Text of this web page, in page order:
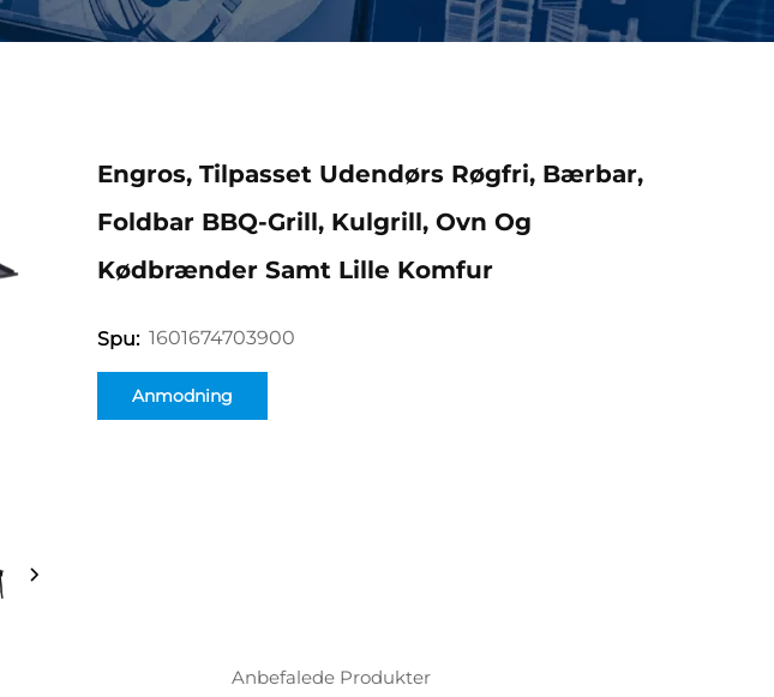
Engros, Tilpasset Udendørs Røgfri, Bærbar,
Foldbar BBQ-Grill, Kulgrill, Ovn Og
Kødbrænder Samt Lille Komfur
Spu: 1601674703900
Anmodning
Anbefalede Produkter